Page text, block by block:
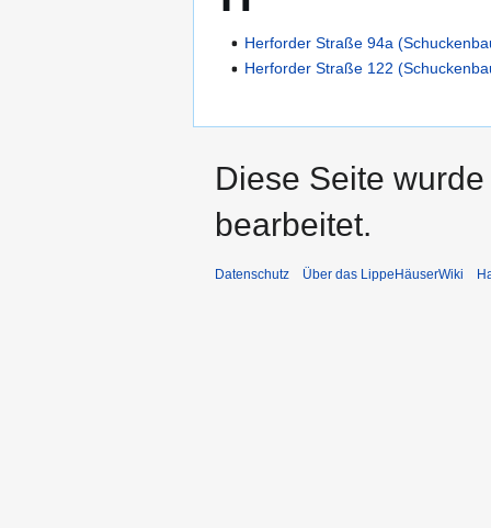
Herforder Straße 94a
Herforder Straße 122
Diese Seite
bearbeitet.
Datenschutz Über das LippeHäuserWiki